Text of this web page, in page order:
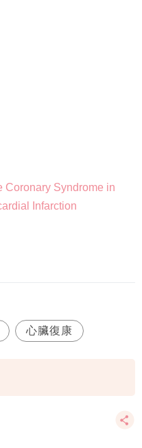
Coronary Syndrome in
Infarction
心臟復康